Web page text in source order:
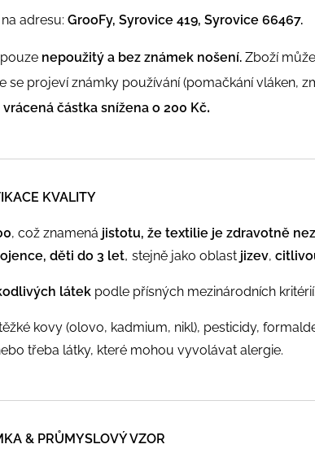
adresu: GrooFy, Syrovice 419, Syrovice 66467.
nepoužitý a bez známek nošení. Zboží
se projeví známky používání (pomačkání vláken,
částka snížena o 200 Kč.
KVALITY
, což znamená jistotu, že textilie je zdravotně
děti do 3 let, stejně jako oblast jizev,
látek podle přísných mezinárodních kritérií
kovy (olovo, kadmium, nikl), pesticidy,
třeba látky, které mohou vyvolávat alergie.
& PRŮMYSLOVÝ VZOR